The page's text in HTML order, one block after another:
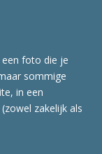
een foto die je
sommige
in een
zakelijk als